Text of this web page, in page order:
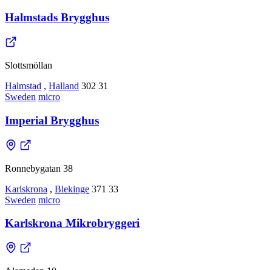
Halmstads Brygghus
Slottsmöllan
Halmstad , Halland 302 31
Sweden micro
Imperial Brygghus
Ronnebygatan 38
Karlskrona , Blekinge 371 33
Sweden micro
Karlskrona Mikrobryggeri